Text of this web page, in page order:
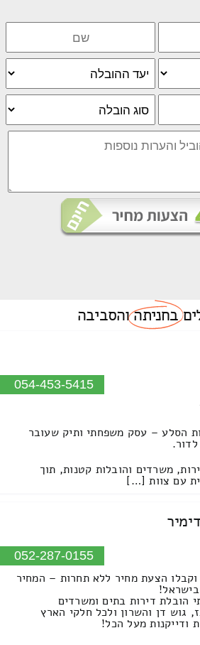
בחניתהוהסביבה
054-453-5415
הסלע – עסק משפחתי ותיק שעובר
משרדים והובלות קטנות, תוך
עם צוות […]
052-287-0155
וקבלו הצעת מחיר ללא תחרות – המחיר
הובלת דירות בתים ומשרדים
גוש דן והשרון ולכל חלקי הארץ
ודייקנות מעל הכל!